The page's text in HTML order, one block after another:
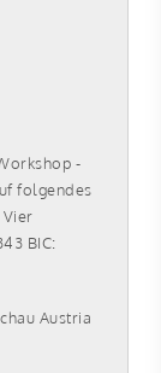
folgendes
BIC:
Austria